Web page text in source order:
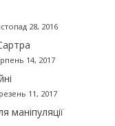
28, 2016
14, 2017
11, 2017
маніпуляції